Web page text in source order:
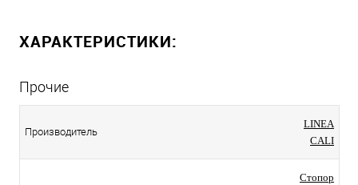
ХАРАКТЕРИСТИКИ:
Прочие
Производитель
LINEA
CALI
Стопор